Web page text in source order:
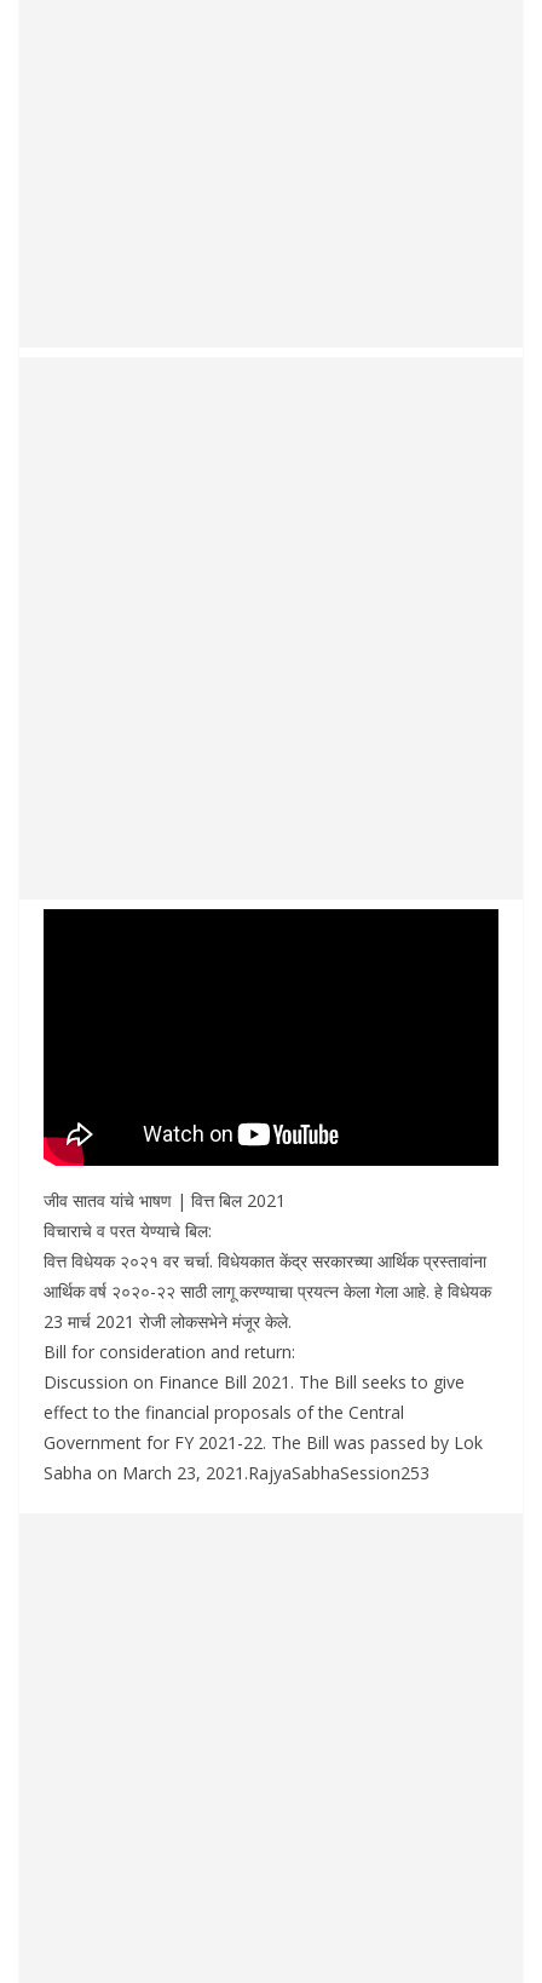
जीव सातव यांचे भाषण | वित्त बिल 2021
विचाराचे व परत येण्याचे बिल:
वित्त विधेयक २०२१ वर चर्चा. विधेयकात केंद्र सरकारच्या आर्थिक प्रस्तावांना
आर्थिक वर्ष २०२०-२२ साठी लागू करण्याचा प्रयत्न केला गेला आहे. हे विधेयक
23 मार्च 2021 रोजी लोकसभेने मंजूर केले.
Bill for consideration and return:
Discussion on Finance Bill 2021. The Bill seeks to give
effect to the financial proposals of the Central
Government for FY 2021-22. The Bill was passed by Lok
Sabha on March 23, 2021.RajyaSabhaSession253